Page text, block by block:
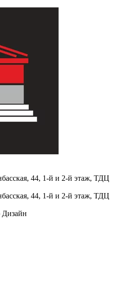
44, 1-й и 2-й этаж, ТДЦ
44, 1-й и 2-й этаж, ТДЦ